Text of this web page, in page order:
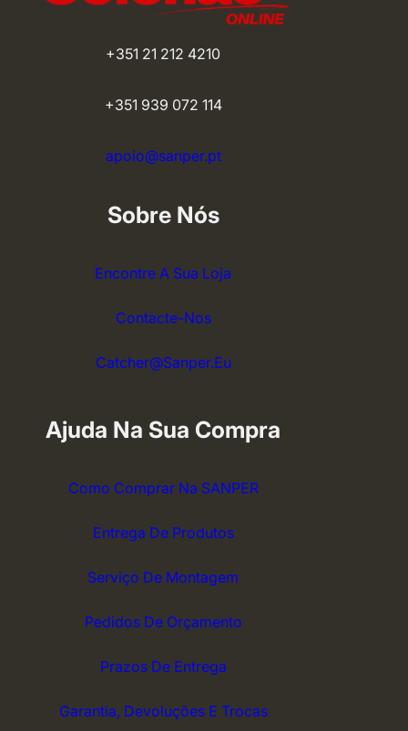
+351 21 212 4210
+351 939 072 114
apoio@sanper.pt
Sobre Nós
Encontre A Sua Loja
Contacte-Nos
Catcher@sanper.eu
Ajuda Na Sua Compra
Como Comprar Na SANPER
Entrega De Produtos
Serviço De Montagem
Pedidos De Orçamento
Prazos De Entrega
Garantia, Devoluções E Trocas